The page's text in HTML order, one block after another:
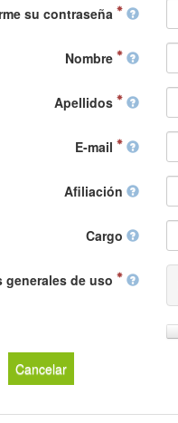
su contraseña
Nombre
Apellidos
E-mail
Afiliación
Cargo
generales de uso
Cancelar